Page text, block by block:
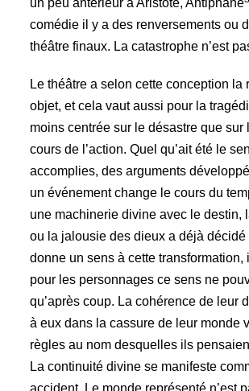
comédie il y a des renversements ou
théâtre finaux. La catastrophe n’est
Le théâtre a selon cette conception la
objet, et cela vaut aussi pour la
moins centrée sur le désastre que sur
cours de l’action. Quel qu’ait été le
accomplies, des arguments
un événement change le cours du
une machinerie divine avec le destin,
ou la jalousie des dieux a déjà décidé
donne un sens à cette transformation,
pour les personnages ce sens ne
qu’après coup. La cohérence de leur
à eux dans la cassure de leur monde
règles au nom desquelles ils
La continuité divine se manifeste
accident. Le monde représenté n’est